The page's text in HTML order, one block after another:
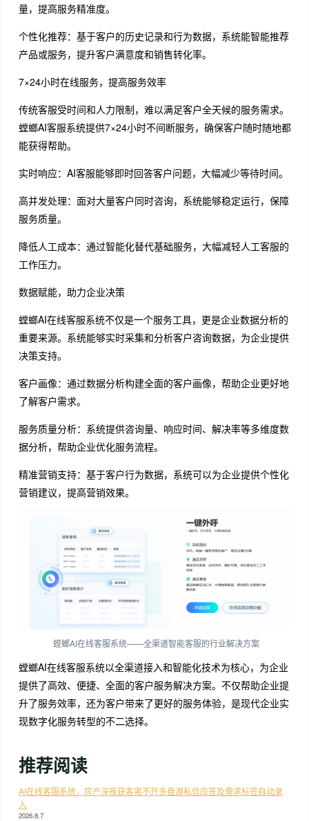
量，提高服务精准度。
个性化推荐：基于客户的历史记录和行为数据，系统能智能推荐
产品或服务，提升客户满意度和销售转化率。
7×24小时在线服务，提高服务效率
传统客服受时间和人力限制，难以满足客户全天候的服务需求。
螳螂AI客服系统提供7×24小时不间断服务，确保客户随时随地都
能获得帮助。
实时响应：AI客服能够即时回答客户问题，大幅减少等待时间。
高并发处理：面对大量客户同时咨询，系统能够稳定运行，保障
服务质量。
降低人工成本：通过智能化替代基础服务，大幅减轻人工客服的
工作压力。
数据赋能，助力企业决策
螳螂AI在线客服系统不仅是一个服务工具，更是企业数据分析的
重要来源。系统能够实时采集和分析客户咨询数据，为企业提供
决策支持。
客户画像：通过数据分析构建全面的客户画像，帮助企业更好地
了解客户需求。
服务质量分析：系统提供咨询量、响应时间、解决率等多维度数
据分析，帮助企业优化服务流程。
精准营销支持：基于客户行为数据，系统可以为企业提供个性化
营销建议，提高营销效果。
螳螂AI在线客服系统——全渠道智能客服的行业解决方案
螳螂AI在线客服系统以全渠道接入和智能化技术为核心，为企业
提供了高效、便捷、全面的客户服务解决方案。不仅帮助企业提
升了服务效率，还为客户带来了更好的服务体验，是现代企业实
现数字化服务转型的不二选择。
推荐阅读
AI在线客服系统，房产深夜获客离不开多盘源私信应答及需求标签自动录
入
2026.8.7